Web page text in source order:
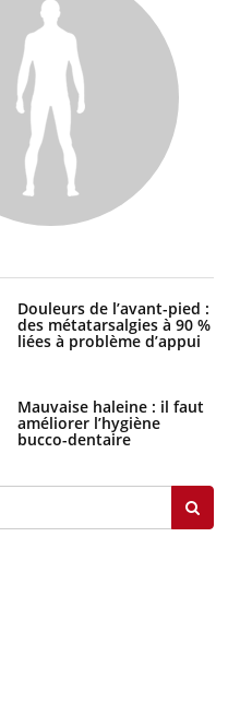
Douleurs de l’avant-pied :
des métatarsalgies à 90 %
liées à problème d’appui
Mauvaise haleine : il faut
améliorer l’hygiène
bucco-dentaire